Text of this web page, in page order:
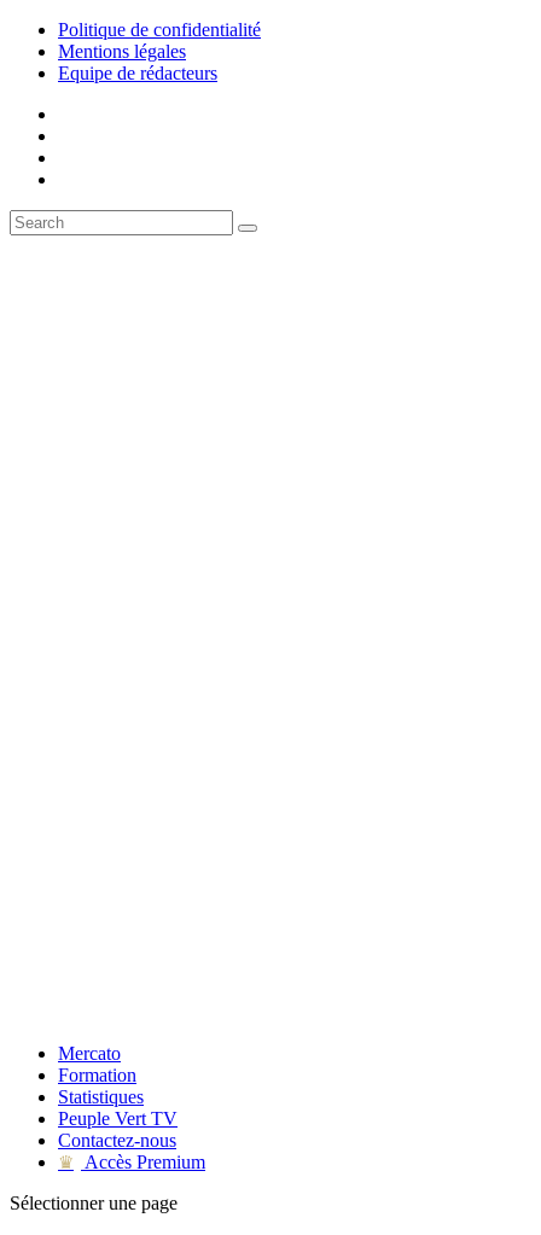
Politique de confidentialité
Mentions légales
Equipe de rédacteurs
Mercato
Formation
Statistiques
Peuple Vert TV
Contactez-nous
♛
Accès Premium
Sélectionner une page